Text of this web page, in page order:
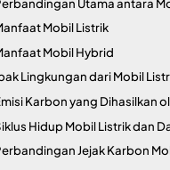
Mobil Listrik
Mobil Hybrid
Lingkungan dari Mobil
Karbon yang Dihasilkan
Hidup Mobil Listrik dan
Jejak Karbon